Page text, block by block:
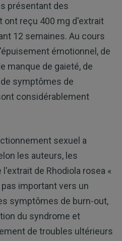
présentant des
reçu 400 mg d'extrait
12 semaines. Au cours
émotionnel, de
manque de gaieté, de
symptômes de
considérablement
sexuel a
les auteurs, les
de Rhodiola rosea «
important vers un
symptômes de burn-out,
du syndrome et
de troubles ultérieurs